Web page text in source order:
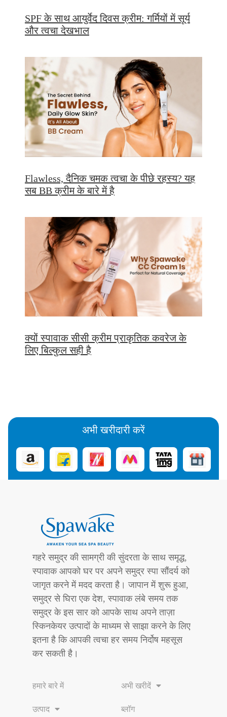
SPF के साथ आयुर्वेद दिवस क्रीम: गर्मियों में सूर्य
और त्वचा देखभाल
Flawless, दैनिक चमक त्वचा के पीछे रहस्य? यह
सब BB क्रीम के बारे में है
क्यों स्पावाक सीसी क्रीम प्राकृतिक कवरेज के
लिए बिल्कुल सही है
अभी खरीदारी करें
गहरे समुद्र की सामग्री की सुंदरता के साथ समृद्ध,
स्पावाक आपको घर पर अपने समुद्र स्पा सौंदर्य को
जागृत करने में मदद करता है। जापान में शुरू हुआ,
समुद्र से घिरा एक देश, स्पावाक लंबे समय तक
समुद्र के इस सार को आपके साथ अपने ताज़ा
स्किनकेयर उत्पादों के माध्यम से साझा करने के लिए
इतना है कि आपकी त्वचा हर समय निर्दोष महसूस
कर सकती है।
हमारे बारे में
उत्पाद
अभी खरीदें
ब्लॉग